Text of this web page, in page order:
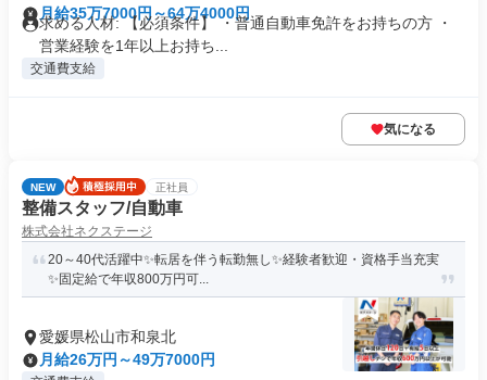
月給35万7000円～64万4000円
求める人材: 【必須条件】 ・普通自動車免許をお持ちの方 ・
営業経験を1年以上お持ち...
交通費支給
気になる
NEW 正社員
整備スタッフ/自動車
株式会社ネクステージ
20～40代活躍中✨転居を伴う転勤無し✨経験者歓迎・資格手当充実
✨固定給で年収800万円可...
愛媛県松山市和泉北
月給26万円～49万7000円